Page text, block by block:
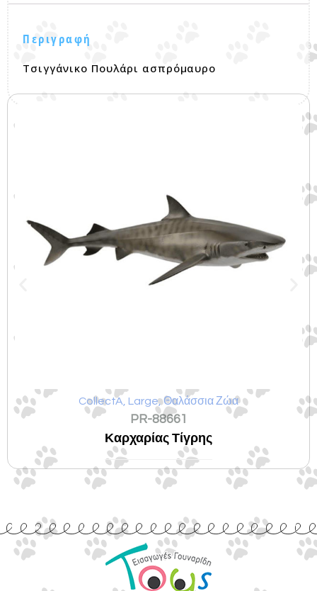
Περιγραφή
Τσιγγάνικο Πουλάρι ασπρόμαυρο
CollectA Large,Θαλάσσια Ζώα
PR-88661
Καρχαρίας Τίγρης